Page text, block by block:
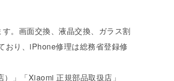
。画面交換、液晶交換、ガラス割
おり、iPhone修理は総務省登録修
」「Xiaomi 正規部品取扱店」